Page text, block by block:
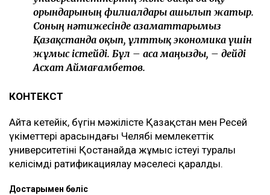
орындарының филиалдары ашылып жатыр.
Соның нәтижесінде азаматтарымыз
Қазақстанда оқып, ұлттық экономика үшін
жұмыс істейді. Бұл – аса маңызды, – дейді
Асхат Аймағамбетов.
КОНТЕКСТ
Айта кетейік, бүгін мәжілісте Қазақстан мен Ресей
үкіметтері арасындағы Челябі мемлекеттік
университетінің Қостанайда жұмыс істеуі туралы
келісімді ратификациялау мәселесі қаралды.
Достарыңмен бөліс